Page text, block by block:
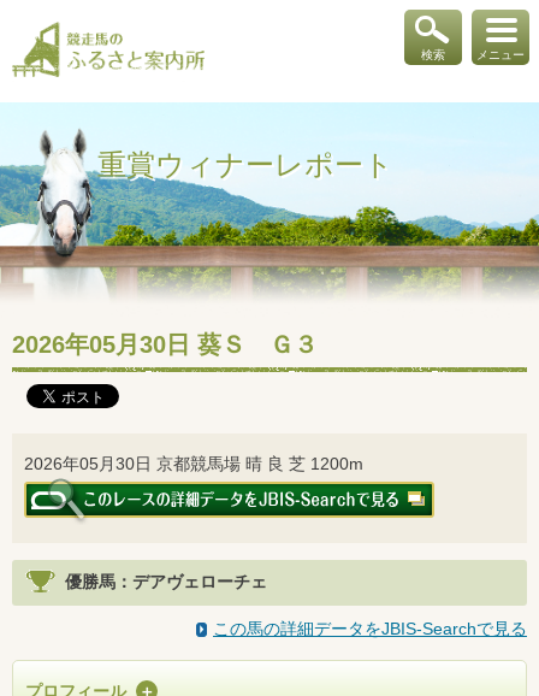
メニュー
検索
重賞ウィナーレポート
2026年05月30日 葵Ｓ Ｇ３
2026年05月30日 京都競馬場 晴 良 芝 1200m
優勝馬：デアヴェローチェ
この馬の詳細データをJBIS-Searchで見る
プロフィール